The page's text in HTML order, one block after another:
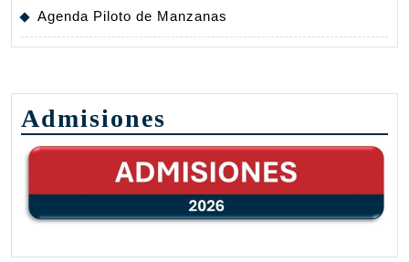
Agenda Piloto de Manzanas
Admisiones